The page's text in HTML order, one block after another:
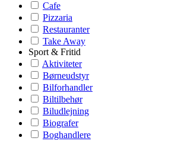
Cafe
Pizzaria
Restauranter
Take Away
Sport & Fritid
Aktiviteter
Børneudstyr
Bilforhandler
Biltilbehør
Biludlejning
Biografer
Boghandlere